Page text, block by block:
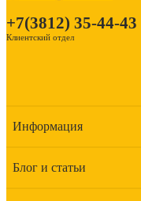
Информация
Блог и статьи
+7(3812) 35-44-43
Клиентский отдел